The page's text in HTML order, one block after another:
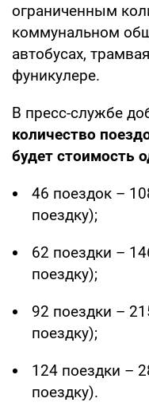
ограниченным
коммунальном
автобусах,
фуникулере.
В пресс-службе
количество
будет стоимость
46 поездок –
поездку);
62 поездки –
поездку);
92 поездки –
поездку);
124 поездки –
поездку).